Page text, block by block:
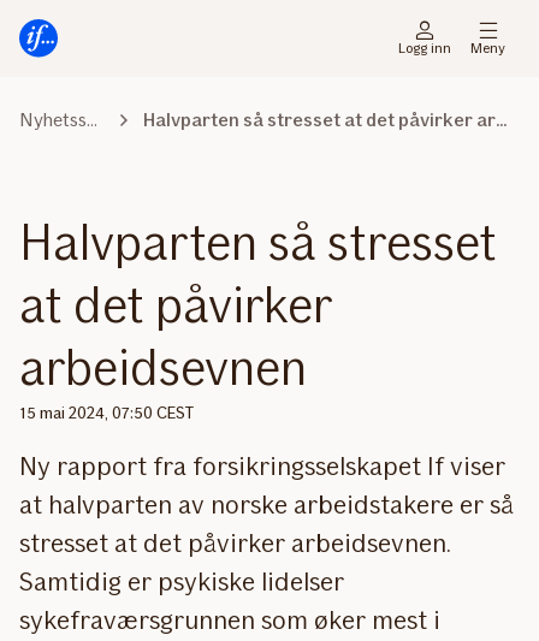
innhold
Logg inn Meny
Nyhetssenter Halvparten så stresset at det påvirker arbeidsevnen
Halvparten så stresset
at det påvirker
arbeidsevnen
15 mai 2024, 07:50 CEST
Ny rapport fra forsikringsselskapet If viser
at halvparten av norske arbeidstakere er så
stresset at det påvirker arbeidsevnen.
Samtidig er psykiske lidelser
sykefraværsgrunnen som øker mest i